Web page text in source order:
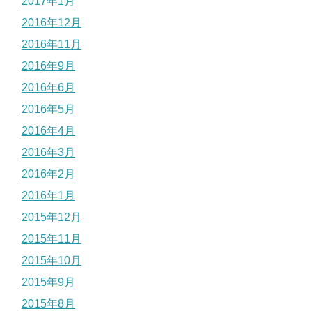
2016年12月
2016年11月
2016年9月
2016年6月
2016年5月
2016年4月
2016年3月
2016年2月
2016年1月
2015年12月
2015年11月
2015年10月
2015年9月
2015年8月